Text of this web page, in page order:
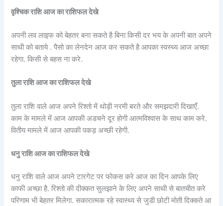
वृश्चिक राशि आज का राशिफल देखे
अपनी लव लाइफ को बेहतर बना सकते है बिना किसी दर भय के अपनी बात अपने
साथी को बताये . पैसो का लेनदेन आज कर सकते है आपका स्वस्थ्य आज अच्छा
रहेगा. किसी से बहस ना करे.
तुला राशि आज का राशिफल देखे
तुला राशि वाले आज अपने रिश्तो में थोड़ी नरमी बरते और समझदारी दिखाएँ.
काम के मामले में आज आपकी अडचने दूर होगी आत्मविश्वास के साथ काम करे.
वितीय मामले में आज आपकी पकड़ अच्छी रहेगी.
धनु राशि आज का राशिफल देखे
धनु राशि वाले आज अपने टारगेट पर फोकस करे आज का दिन आपके लिए
काफी अच्छा है. रिश्तो की दीक्कत सुलझाने के लिए अपने साथी से बातचीत करे
परिणाम भी बेहतर मिलेगा. सकारात्मक रहे स्वास्थ्य से जुडी छोटी मोती दिक्कते आ